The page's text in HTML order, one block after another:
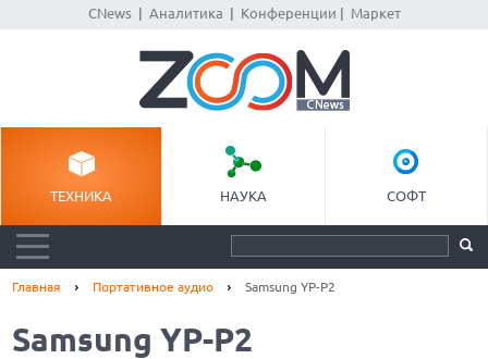
CNews| Аналитика Конференции Маркет
ТЕХНИКА НАУКА СОФТ
Главная Портативное аудио Samsung YP-P2
Samsung YP-P2